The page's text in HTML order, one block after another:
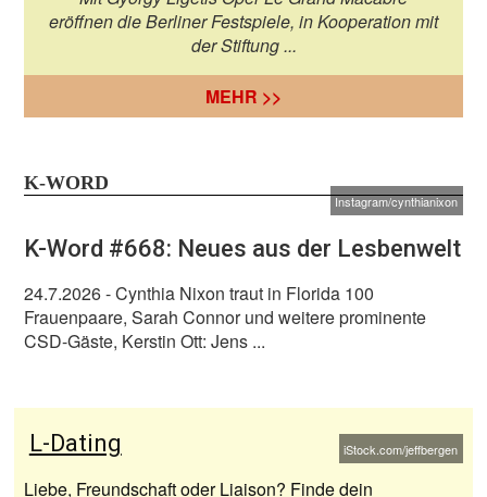
eröffnen die Berliner Festspiele, in Kooperation mit
der Stiftung ...
MEHR >>
K-WORD
Instagram/cynthianixon
K-Word #668: Neues aus der Lesbenwelt
24.7.2026- Cynthia Nixon traut in Florida 100
Frauenpaare, Sarah Connor und weitere prominente
CSD-Gäste, Kerstin Ott: Jens ...
L-Dating iStock.com/jeffbergen
Liebe, Freundschaft oder Liaison? Finde dein